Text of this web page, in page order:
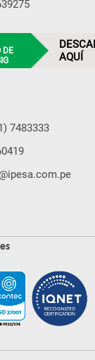
DE
AQUÍ
7483333